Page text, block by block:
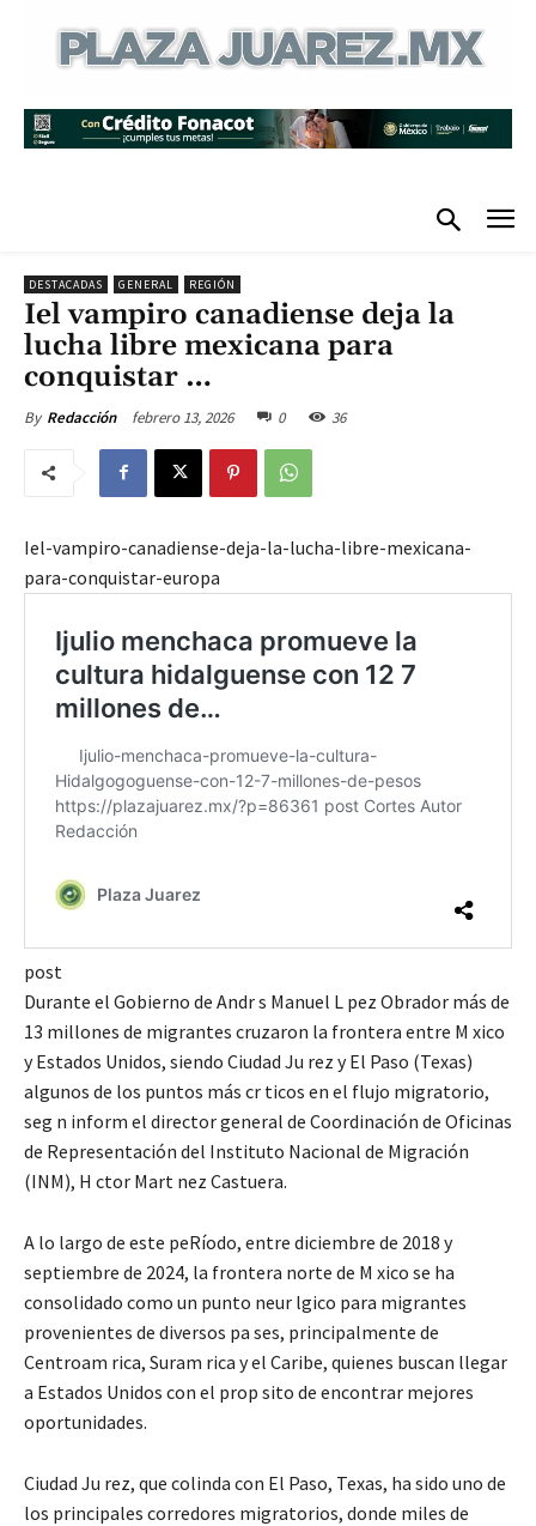
DESTACADAS GENERAL REGIÓN
Iel vampiro canadiense deja la
lucha libre mexicana para
conquistar …
By Redacción febrero 13, 2026 0 36
Iel-vampiro-canadiense-deja-la-lucha-libre-mexicana-
para-conquistar-europa
post
Durante el Gobierno de Andr s Manuel L pez Obrador más de
13 millones de migrantes cruzaron la frontera entre M xico
y Estados Unidos, siendo Ciudad Ju rez y El Paso (Texas)
algunos de los puntos más cr ticos en el flujo migratorio,
seg n inform el director general de Coordinación de Oficinas
de Representación del Instituto Nacional de Migración
(INM), H ctor Mart nez Castuera.
A lo largo de este peRíodo, entre diciembre de 2018 y
septiembre de 2024, la frontera norte de M xico se ha
consolidado como un punto neur lgico para migrantes
provenientes de diversos pa ses, principalmente de
Centroam rica, Suram rica y el Caribe, quienes buscan llegar
a Estados Unidos con el prop sito de encontrar mejores
oportunidades.
Ciudad Ju rez, que colinda con El Paso, Texas, ha sido uno de
los principales corredores migratorios, donde miles de